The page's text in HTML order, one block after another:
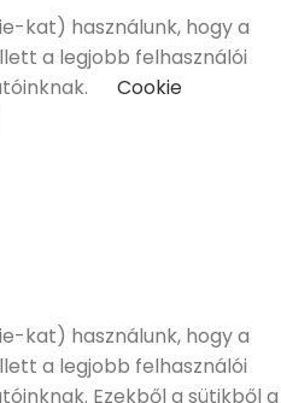
kat) használunk, hogy a
a legjobb felhasználói
Cookie
kat) használunk, hogy a
a legjobb felhasználói
Ezekből a sütikből a